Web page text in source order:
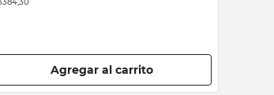
Agregar al carrito